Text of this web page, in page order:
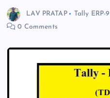
LAV PRATAP Tally ERP-9
0 Comments